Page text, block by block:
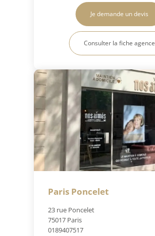
Je demande un devis
Consulter la fiche agence
Paris Poncelet
23 rue Poncelet
75017 Paris
0189407517